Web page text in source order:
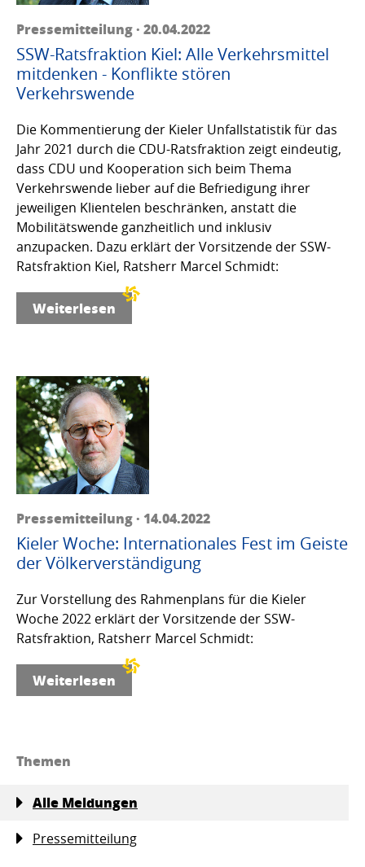
Pressemitteilung · 20.04.2022
SSW-Ratsfraktion Kiel: Alle Verkehrsmittel
mitdenken - Konflikte stören
Verkehrswende
Die Kommentierung der Kieler Unfallstatistik für das
Jahr 2021 durch die CDU-Ratsfraktion zeigt eindeutig,
dass CDU und Kooperation sich beim Thema
Verkehrswende lieber auf die Befriedigung ihrer
jeweiligen Klientelen beschränken, anstatt die
Mobilitätswende ganzheitlich und inklusiv
anzupacken. Dazu erklärt der Vorsitzende der SSW-
Ratsfraktion Kiel, Ratsherr Marcel Schmidt:
Weiterlesen
Pressemitteilung · 14.04.2022
Kieler Woche: Internationales Fest im Geiste
der Völkerverständigung
Zur Vorstellung des Rahmenplans für die Kieler
Woche 2022 erklärt der Vorsitzende der SSW-
Ratsfraktion, Ratsherr Marcel Schmidt:
Weiterlesen
Themen
Alle Meldungen
Pressemitteilung